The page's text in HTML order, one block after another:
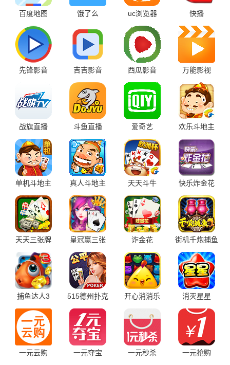
百度地图 饿了么 uc浏览器 快播
先锋影音 吉吉影音 西瓜影音 万能影视
战旗直播 斗鱼直播 爱奇艺 欢乐斗地主
单机斗地主 真人斗地主 天天斗牛 快乐炸金花
天天三张牌 皇冠赢三张 诈金花 街机千炮捕鱼
捕鱼达人3 515德州扑克 开心消消乐 消灭星星
一元云购 一元夺宝 一元秒杀 一元抢购